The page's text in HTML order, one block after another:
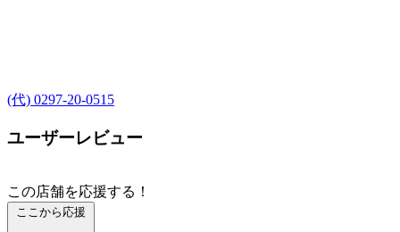
(代) 0297-20-0515
ユーザーレビュー
この店舗を応援する！
ここから応援